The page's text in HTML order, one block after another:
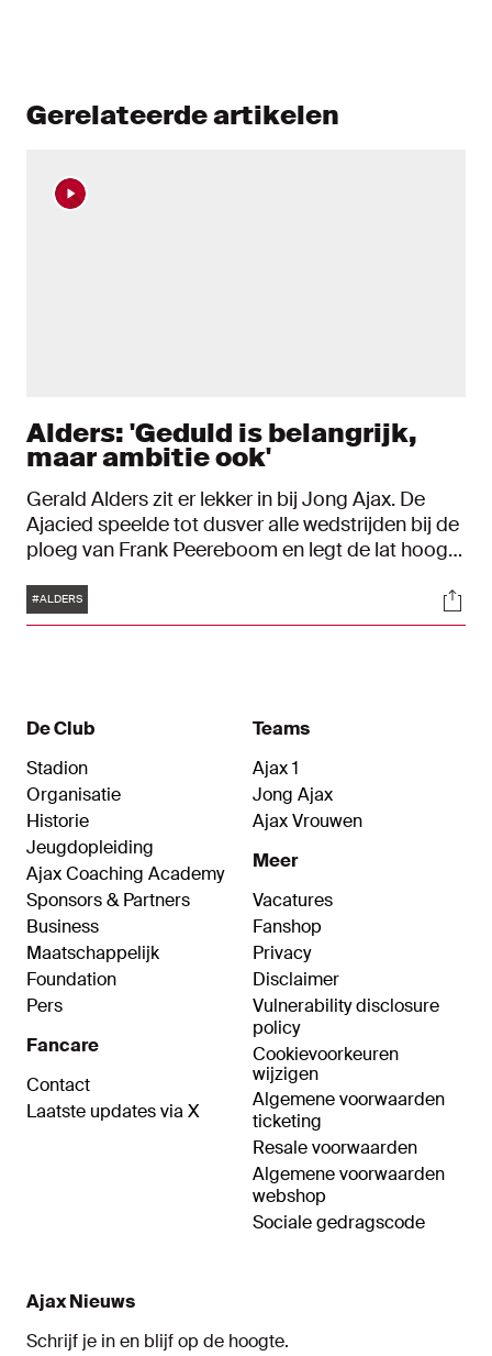
Gerelateerde artikelen
Alders: 'Geduld is belangrijk,
maar ambitie ook'
Gerald Alders zit er lekker in bij Jong Ajax. De
Ajacied speelde tot dusver alle wedstrijden bij de
ploeg van Frank Peereboom en legt de lat hoog
redelijk, maar we moeten effectiever zijn. Er is
genoeg kwaliteit en talent."
Tags
#ALDERS
De Club
Stadion
Organisatie
Historie
Jeugdopleiding
Ajax Coaching Academy
Sponsors & Partners
Business
Maatschappelijk
Foundation
Pers
Fancare
Contact
Laatste updates via X
Teams
Ajax 1
Jong Ajax
Ajax Vrouwen
Meer
Vacatures
Fanshop
Privacy
Disclaimer
Vulnerability disclosure
policy
Cookievoorkeuren
wijzigen
Algemene voorwaarden
ticketing
Resale voorwaarden
Algemene voorwaarden
webshop
Sociale gedragscode
Ajax Nieuws
Schrijf je in en blijf op de hoogte.